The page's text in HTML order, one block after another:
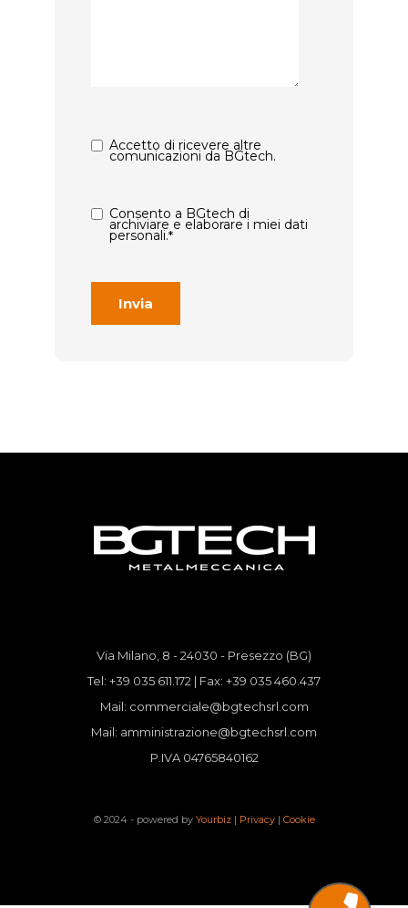
Accetto di ricevere altre
comunicazioni da BGtech.
Consento a BGtech di
archiviare e elaborare i miei dati
personali.*
Via Milano, 8 - 24030 - Presezzo (BG)
Tel: +39 035 611.172 | Fax: +39 035 460.437
Mail: commerciale@bgtechsrl.com
Mail: amministrazione@bgtechsrl.com
P.IVA 04765840162
© 2024 - powered by Yourbiz| Privacy| Cookie